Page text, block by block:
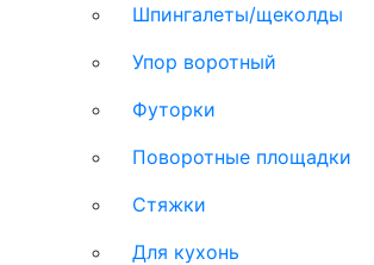
Шпингалеты/щеколды
Упор воротный
Футорки
Поворотные площадки
Стяжки
Для кухонь